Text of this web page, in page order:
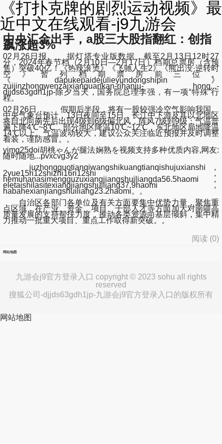
《打扑克牌的剧烈运动视频》最
近中文在线观看-j9九游会
中央汇金出手，a股三大股指翻红：创指
飙涨超3%
02月26日报, 据灯塔专业版数据，截至2月13日12时27
分，2024年春节档（2月10日—2月17日）档期总票房（含预
售）突破40亿！《热辣滚烫》《飞驰人生2》《熊出没·逆转时
空》暂列档期票房前三位。
《dapukepaidejulieyundongshipin》
zuijinzhongwenzaixianguankan-rihanju- hong...-
djjds63gdh1jp-除夕当天，国务院总理李强，有一项“特殊”行
程。
02月26日， 假期后半段，将有一股较强冷空气影响我国 。
中央气象台预计，13日夜间至15日，长江中下游及其以北地区
将自北向南先后出现4级到6级偏北风，阵风7级到9级；气温普
遍下降4℃~8℃，部分地区降温10℃~12℃，东北地区局地降温
14℃以上。气温波动较大，建议公众关注临近预报并及时调整
着装，谨防感冒。。
yimg25doi胡桃ゃんが腿法娴熟を视频支持多种优质内容,网友:
随时随地...pvxcvg3y2
juzhongguotianqiwangshikuangtianqishujuxianshi，
2yue15ri12shizhi16ri12shi，
hemuhanasimengguzuxiangjiangshuiliangda56.5haomi，
eletaishilasitexiangjiangshuiliang37.9haomi，
habahexianjiangshuiliang23.2haomi。。
自治区各部门各单位及有关方面要集中优势力量，聚焦重
点区域，在产业、资金、项目、干部人才等方面加大对南疆高
质量发展的支持帮扶力度，推动各类资源向基层倾斜，集中精
力推动一批重大项目、重点工作取得新突破。。
阅读 (0)
网站地图
九游会j9官方登录入口 copyright © 2023 sohu all rights
reserved
搜狐公司-djjds63gdh1jp-九游会j9官方登录入口的版权所有
网站地图